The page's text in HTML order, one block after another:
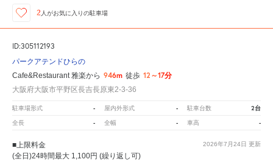
2 人がお気に入りの駐車場
ID:305112193
パークアテンドひらの
Cafe&Restaurant 雅楽から 946m 徒歩 12～17分
大阪府大阪市平野区長吉長原東2-3-36
駐車場形式 - 屋内外形式 - 駐車台数 2台
全長 - 全幅 - 車高 -
2026年7月24日 更新
■上限料金
(全日)24時間最大 1,100円 (繰り返し可)